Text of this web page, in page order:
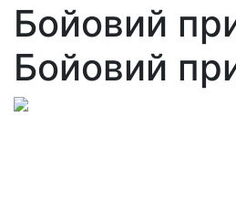
Бойовий
Бойовий